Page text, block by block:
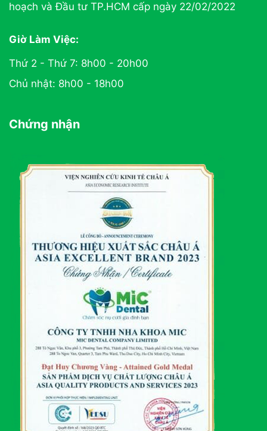
hoạch và Đầu tư TP.HCM cấp ngày 22/02/2022
Giờ Làm Việc:
Thứ 2 - Thứ 7: 8h00 - 20h00
Chủ nhật: 8h00 - 18h00
Chứng nhận